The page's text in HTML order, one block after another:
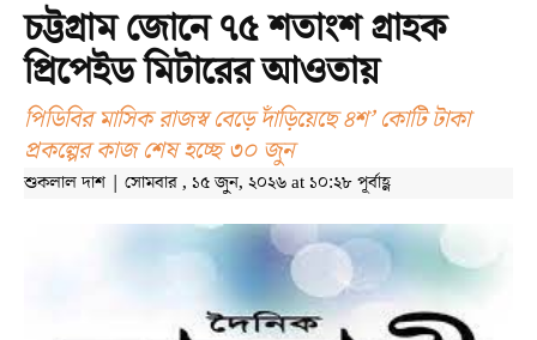
চট্টগ্রাম জোনে ৭৫ শতাংশ গ্রাহক
প্রিপেইড মিটারের আওতায়
পিডিবির মাসিক রাজস্ব বেড়ে দাঁড়িয়েছে ৪শ’ কোটি টাকা
প্রকল্পের কাজ শেষ হচ্ছে ৩০ জুন
শুকলাল দাশ | সোমবার , ১৫ জুন, ২০২৬ at ১০:২৮ পূর্বাহ্ণ